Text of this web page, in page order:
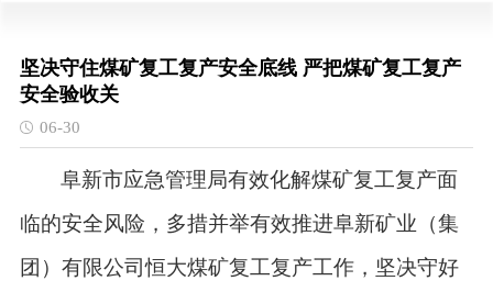
坚决守住煤矿复工复产安全底线 严把煤矿复工复产
安全验收关
06-30
阜新市应急管理局有效化解煤矿复工复产面
临的安全风险，多措并举有效推进阜新矿业（集
团）有限公司恒大煤矿复工复产工作，坚决守好